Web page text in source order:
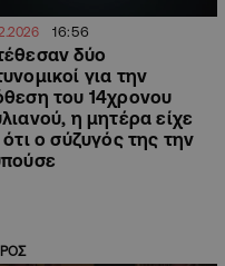
16:56
δύο
για την
του 14χρονου
η μητέρα είχε
ότι ο σύζυγός της την